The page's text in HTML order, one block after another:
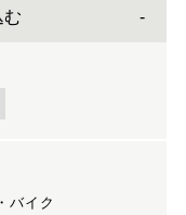
む
バイク